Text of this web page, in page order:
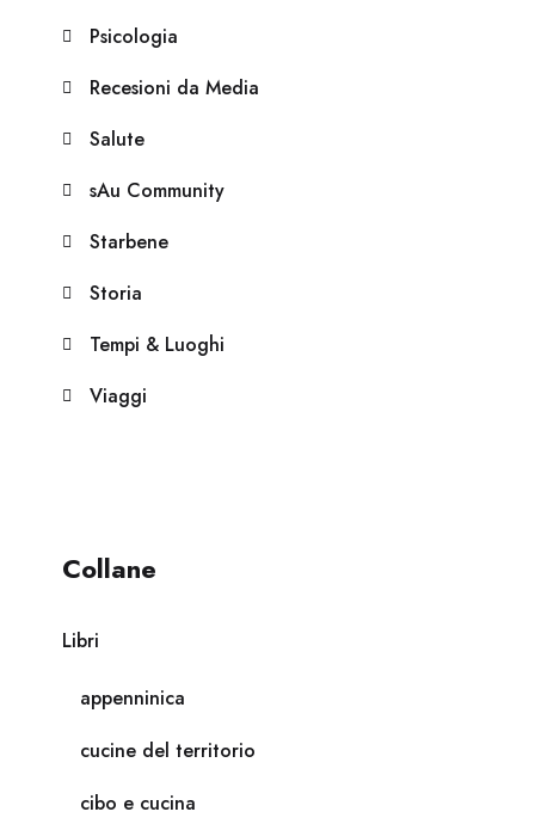
Psicologia
Recesioni da Media
Salute
sAu Community
Starbene
Storia
Tempi & Luoghi
Viaggi
Collane
Libri
appenninica
cucine del territorio
cibo e cucina